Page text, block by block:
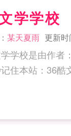
学学校
某天夏雨 更新
学校是由作者